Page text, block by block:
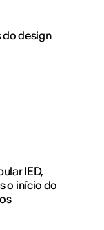
do design
IED,
o início do